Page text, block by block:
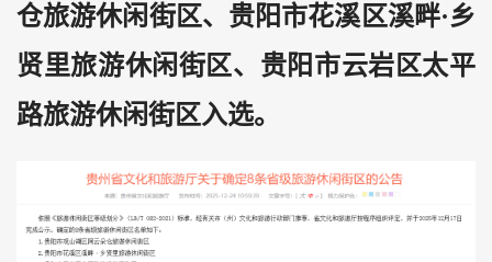
仓旅游休闲街区、贵阳市花溪区溪畔·乡
贤里旅游休闲街区、贵阳市云岩区太平
路旅游休闲街区入选。